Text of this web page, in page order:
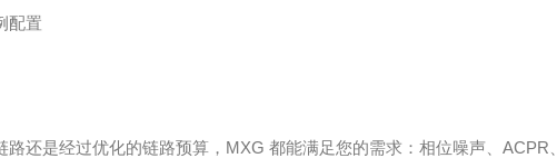
配置
路还是经过优化的链路预算，MXG 都能满足您的需求：相位噪声、ACPR